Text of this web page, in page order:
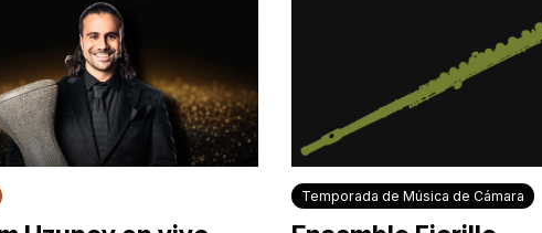
Temporada de Música de Cámara